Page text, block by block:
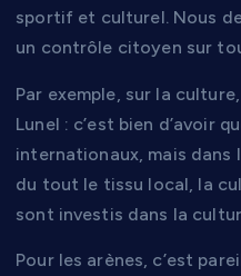
sportif et culturel. Nous
un contrôle citoyen sur
Par exemple, sur la
Lunel : c’est bien d’avoir
internationaux, mais dans
du tout le tissu local, la
sont investis dans la
Pour les arènes, c’est